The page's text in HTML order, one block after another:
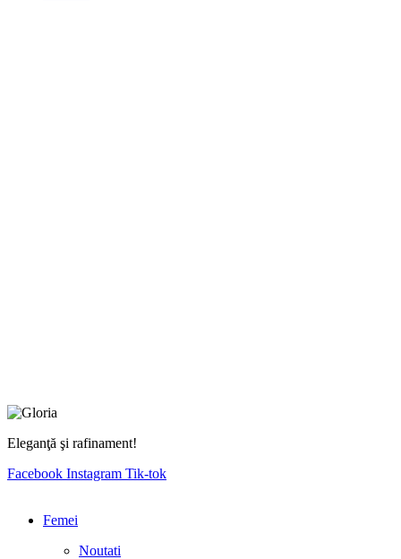
Eleganţă şi rafinament!
Facebook Instagram Tik-tok
Femei
Noutati